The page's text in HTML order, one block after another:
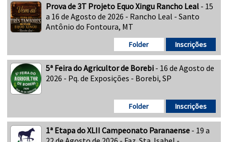
Prova de 3T Projeto Equo Xingu Rancho Leal - 15
a 16 de Agosto de 2026 - Rancho Leal - Santo
Antônio do Fontoura, MT
Inscrições
Folder
5ª Feira do Agricultor de Borebi - 16 de Agosto de
2026 - Pq. de Exposições - Borebi, SP
Inscrições
Folder
1ª Etapa do XLII Campeonato Paranaense - 19 a